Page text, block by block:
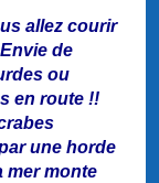
allez courir
de
ou
en route !!
une horde
mer monte